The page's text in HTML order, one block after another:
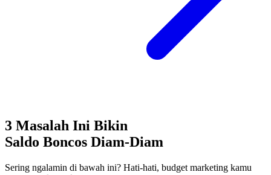
3 Masalah Ini Bikin
Saldo Boncos Diam-Diam
Sering ngalamin di bawah ini? Hati-hati, budget marketing kamu